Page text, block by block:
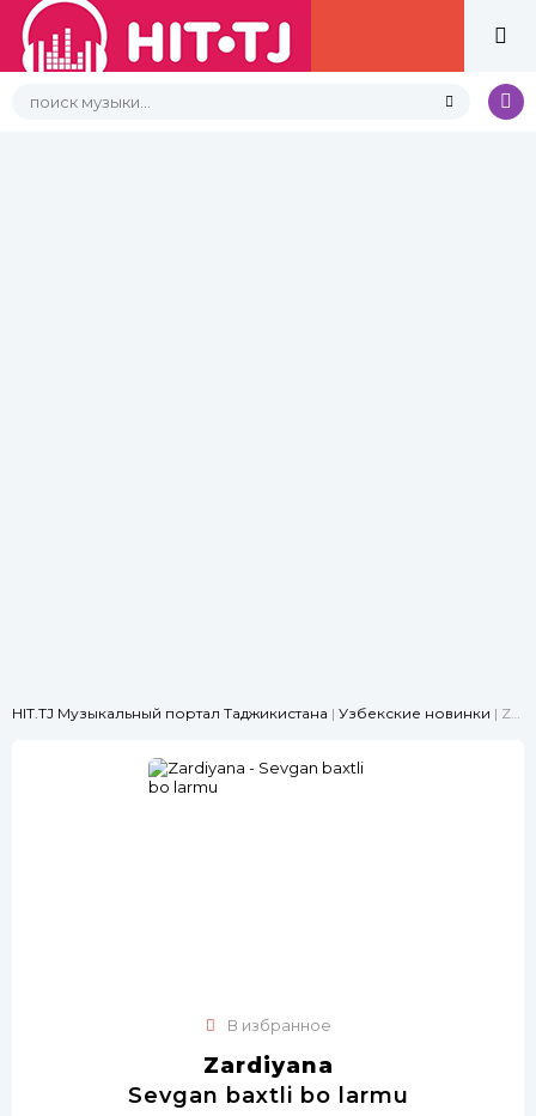
HIT.TJ Музыкальный портал Таджикистана | Узбекские новинки | Zardiyana - Sevgan baxtli bo larmu
В избранное
Zardiyana
Sevgan baxtli bo larmu